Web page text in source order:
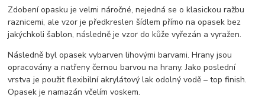
Zdobení opasku je velmi náročné, nejedná se o klasickou ražbu
raznicemi, ale vzor je předkreslen šídlem přímo na opasek bez
jakýchkoli šablon, následně je vzor do kůže vyřezán a vyražen.
Následně byl opasek vybarven lihovými barvami. Hrany jsou
opracovány a natřeny černou barvou na hrany. Jako poslední
vrstva je použit flexibilní akrylátový lak odolný vodě – top finish.
Opasek je namazán včelím voskem.